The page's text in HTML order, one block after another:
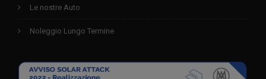
Le nostre Auto
Noleggio Lungo Termine